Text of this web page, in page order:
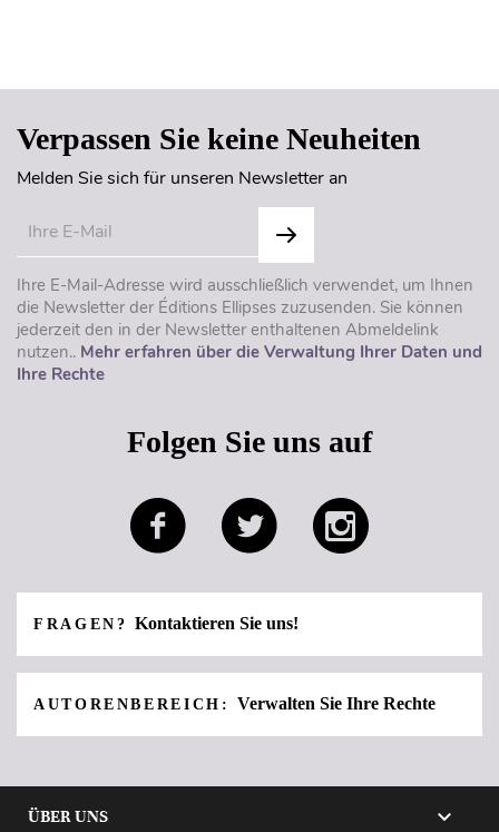
Verpassen Sie keine Neuheiten
Melden Sie sich für unseren Newsletter an
Ihre E-Mail-Adresse wird ausschließlich verwendet, um Ihnen
die Newsletter der Éditions Ellipses zuzusenden. Sie können
jederzeit den in der Newsletter enthaltenen Abmeldelink
nutzen.. Mehr erfahren über die Verwaltung Ihrer Daten und
Ihre Rechte
Folgen Sie uns auf
FRAGEN?Kontaktieren Sie uns!
AUTORENBEREICH: Verwalten Sie Ihre Rechte
ÜBER UNS 